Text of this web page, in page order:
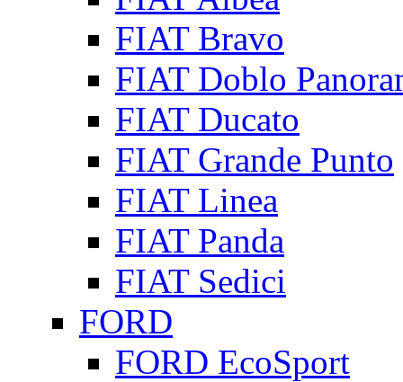
FIAT Bravo
FIAT Doblo
FIAT Ducato
FIAT Grande Punto
FIAT Linea
FIAT Panda
FIAT Sedici
FORD
FORD EcoSport